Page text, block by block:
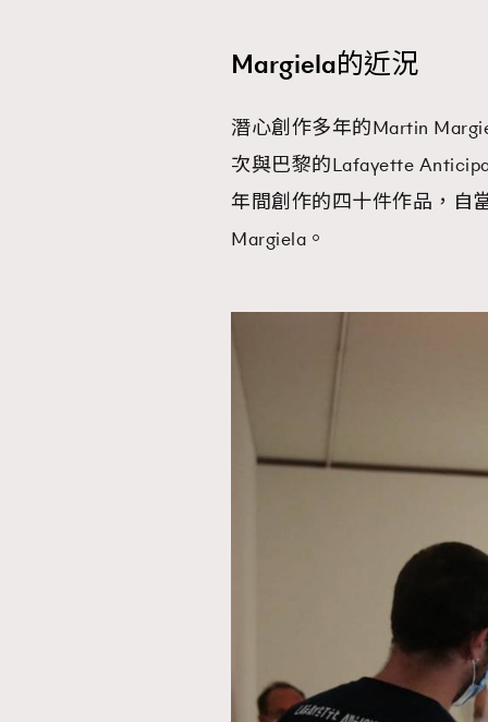
Margiela的近況
潛心創作多年的Martin
次與巴黎的Lafayette
年間創作的四十件作品，自
Margiela。